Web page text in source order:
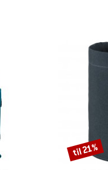
Rabat
til 21%